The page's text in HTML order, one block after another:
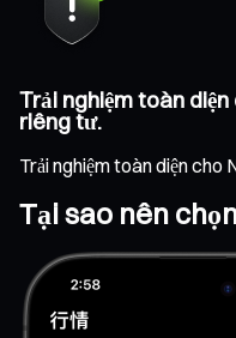
Trải nghiệm toàn diện
riêng tư.
Trải nghiệm toàn diện cho
Tại sao nên